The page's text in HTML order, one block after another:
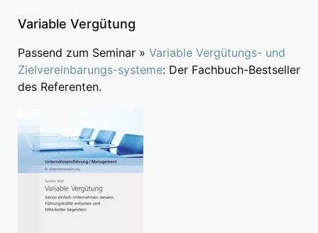
Variable Vergütung
Passend zum Seminar » Variable Vergütungs- und
Zielvereinbarungs-systeme: Der Fachbuch-Bestseller
des Referenten.